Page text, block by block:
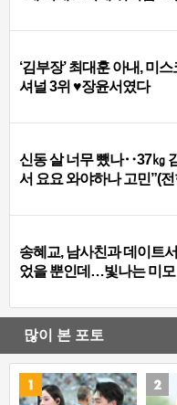
‘김부장’ 최대훈 아내, 미
셔널 3위 ♥장윤서였다
신동 살 너무 뺐나‥37㎏
서 요요 와야하나 고민”(
송혜교, 남사친과 데이트
었을 뿐인데…빛나는 미모
많이 본 포토